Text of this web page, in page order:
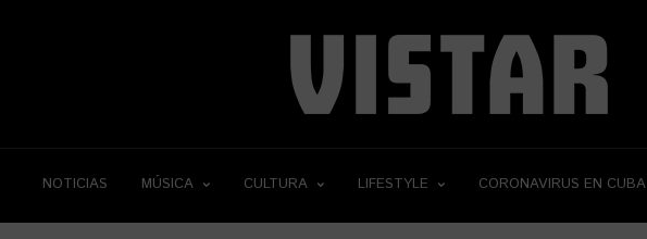
NOTICIAS MÚSICA CULTURA LIFESTYLE CORONAVIRUS EN CUBA